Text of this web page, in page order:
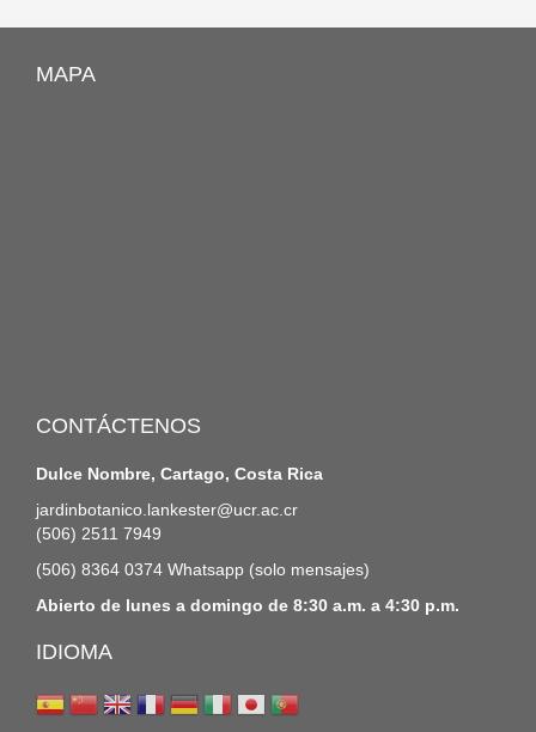
MAPA
CONTÁCTENOS
Dulce Nombre, Cartago, Costa Rica
jardinbotanico.lankester@ucr.ac.cr
(506) 2511 7949
(506) 8364 0374 Whatsapp (solo mensajes)
Abierto de lunes a domingo de 8:30 a.m. a 4:30 p.m.
IDIOMA